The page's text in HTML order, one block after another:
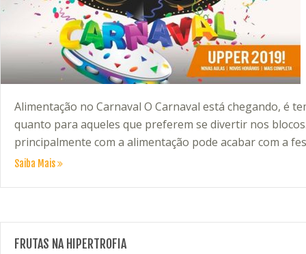
Alimentação no Carnaval O Carnaval está chegando, é
quanto para aqueles que preferem se divertir nos
principalmente com a alimentação pode acabar com a
Saiba Mais
FRUTAS NA HIPERTROFIA